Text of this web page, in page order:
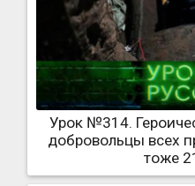
Урок №314.
добровольцы всех
тоже